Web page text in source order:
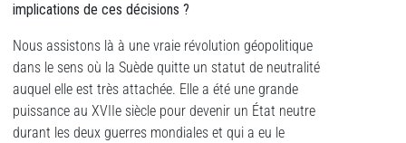
implications de ces décisions ?
Nous assistons là à une vraie révolution géopolitique
dans le sens où la Suède quitte un statut de neutralité
auquel elle est très attachée. Elle a été une grande
puissance au XVIIe siècle pour devenir un État neutre
durant les deux guerres mondiales et qui a eu le